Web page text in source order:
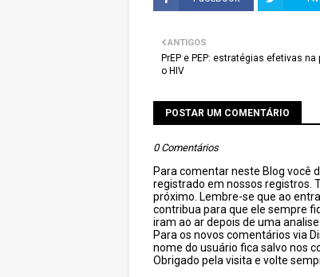
ANTIGOS
PrEP e PEP: estratégias efetivas
o HIV
POSTAR UM COMENTÁRIO
0 Comentários
Para comentar neste Blog você
registrado em nossos registros.
próximo. Lembre-se que ao
contribua para que ele sempre
iram ao ar depois de uma
Para os novos comentários via
nome do usuário fica salvo nos
Obrigado pela visita e volte